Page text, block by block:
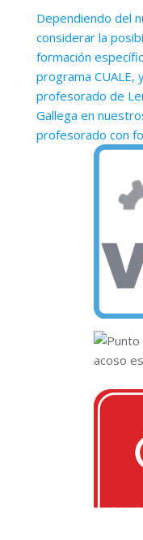
Dependiendo del
considerar la
formación
programa CUALE,
profesorado de
Gallega en
profesorado con